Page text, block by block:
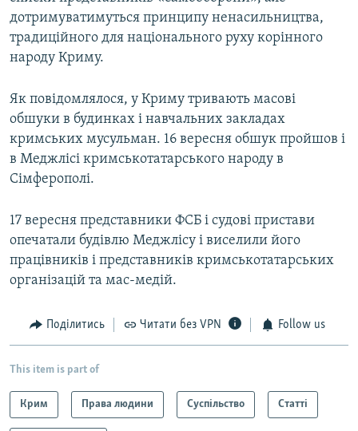
дотримуватимуться принципу ненасильництва,
традиційного для національного руху корінного
народу Криму.
Як повідомлялося, у Криму тривають масові
обшуки в будинках і навчальних закладах
кримських мусульман. 16 вересня обшук пройшов і
в Меджлісі кримськотатарського народу в
Сімферополі.
17 вересня представники ФСБ і судові пристави
опечатали будівлю Меджлісу і виселили його
працівників і представників кримськотатарських
організацій та мас-медій.
Поділитись Читати без VPN Follow us
This item is part of
Крим Права людини Суспільство Статті